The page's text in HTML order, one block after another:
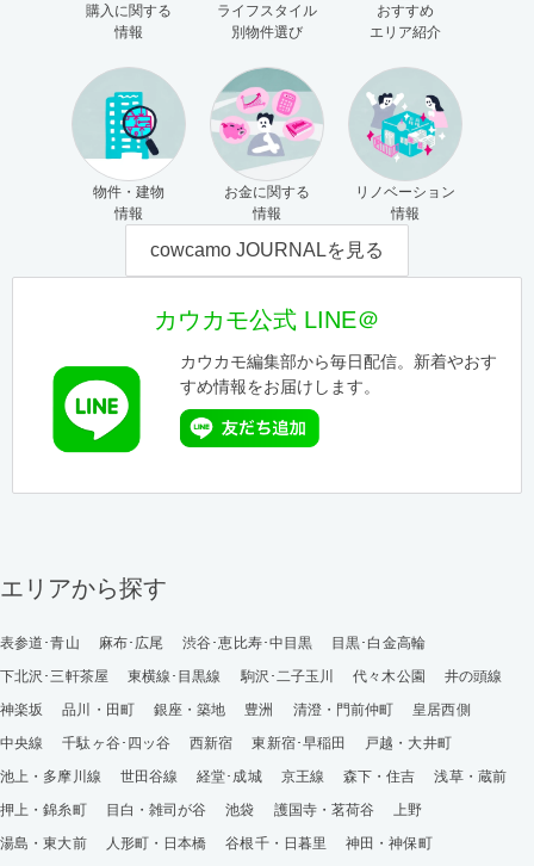
購入に関する
情報
ライフスタイル
別物件選び
おすすめ
エリア紹介
物件・建物
情報
お金に関する
情報
リノベーション
情報
cowcamo JOURNALを見る
カウカモ公式 LINE＠
カウカモ編集部から毎日配信。新着やおす
すめ情報をお届けします。
エリアから探す
表参道･青山 麻布･広尾 渋谷･恵比寿･中目黒
目黒･白金高輪
下北沢･三軒茶屋
東横線･目黒線 駒沢･二子玉川 代々木公園
井の頭線
神楽坂
品川・田町 銀座・築地 豊洲 清澄・門前仲町
皇居西側
中央線
千駄ヶ谷･四ッ谷 西新宿 東新宿･早稲田
戸越・大井町
池上・多摩川線
世田谷線 経堂･成城 京王線 森下・住吉
浅草・蔵前
押上・錦糸町
目白・雑司が谷 池袋 護国寺・茗荷谷
上野
湯島・東大前
人形町・日本橋 谷根千・日暮里
神田・神保町